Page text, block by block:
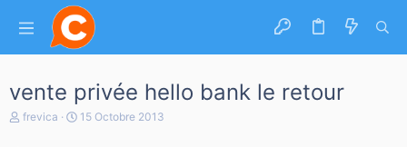
vente privée hello bank le retour
A
frevica
D
15 Octobre 2013